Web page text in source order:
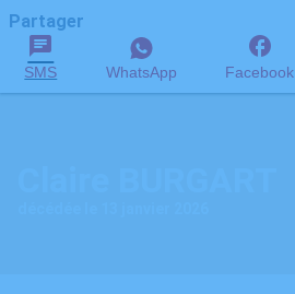
Partager
SMS WhatsApp Facebook